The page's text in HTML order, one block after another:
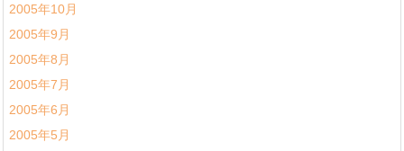
2005年10月
2005年9月
2005年8月
2005年7月
2005年6月
2005年5月